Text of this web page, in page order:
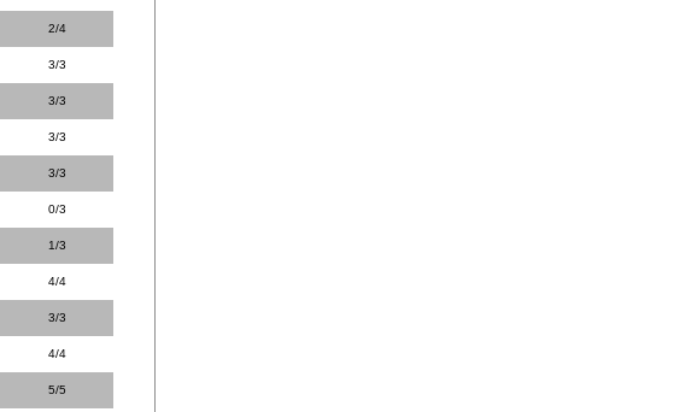
2/4
3/3
3/3
3/3
3/3
0/3
1/3
4/4
3/3
4/4
5/5